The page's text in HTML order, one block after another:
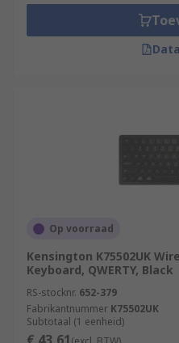
Op voorraad
Kensington K75502UK
Keyboard, QWERTY, Black
RS-stocknr. 652-379
Fabrikantnummer K75502UK
Subtotaal (1 eenheid)